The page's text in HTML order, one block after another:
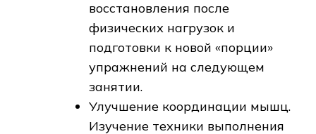
восстановления после
физических нагрузок и
подготовки к новой «порции»
упражнений на следующем
занятии.
Улучшение координации мышц.
Изучение техники выполнения